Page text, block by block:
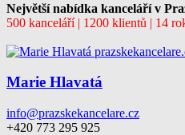
Největší nabídka kanceláří v
500 kanceláří | 1200 klientů | 14
Marie Hlavatá
info@prazskekancelare.cz
+420 773 295 925